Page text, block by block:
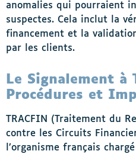
anomalies qui pourraient
suspectes. Cela inclut la
financement et la
par les clients.
Le Signalement à
Procédures et
TRACFIN (Traitement du
contre les Circuits
l’organisme français